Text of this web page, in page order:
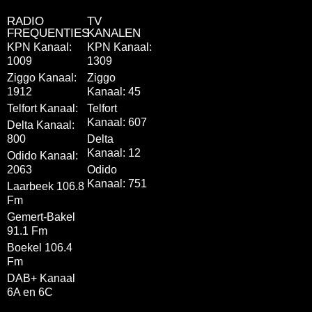
RADIO
FREQUENTIES
KPN Kanaal:
1009
Ziggo Kanaal:
1912
Telfort Kanaal:
Delta Kanaal:
800
Odido Kanaal:
2063
Laarbeek 106.8
Fm
Gemert-Bakel
91.1 Fm
Boekel 106.4
Fm
DAB+ Kanaal
6A en 6C
TV
KANALEN
KPN Kanaal:
1309
Ziggo
Kanaal: 45
Telfort
Kanaal: 607
Delta
Kanaal: 12
Odido
Kanaal: 751